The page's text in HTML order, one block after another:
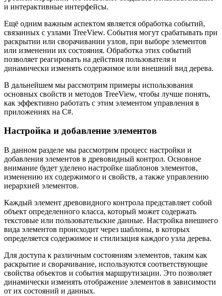
и интерактивные интерфейсы.
Ещё одним важным аспектом является обработка событий,
связанных с узлами TreeView. События могут срабатывать при
раскрытии или сворачивании узлов, при выборе элементов
или изменении их состояния. Обработка этих событий
позволяет реагировать на действия пользователя и
динамически изменять содержимое или внешний вид дерева.
В дальнейшем мы рассмотрим примеры использования
основных свойств и методов TreeView, чтобы лучше понять,
как эффективно работать с этим элементом управления в
приложениях на C#.
Настройка и добавление элементов
В данном разделе мы рассмотрим процесс настройки и
добавления элементов в древовидный контрол. Основное
внимание будет уделено настройке шаблонов элементов,
изменению их содержимого и свойств, а также управлению
иерархией элементов.
Каждый элемент древовидного контрола представляет собой
объект определенного класса, который может содержать
текстовые или пользовательские данные. Настройка внешнего
вида элементов происходит через шаблоны, в которых
определяется содержимое и стилизация каждого узла дерева.
Для доступа к различным состояниям элементов, таким как
раскрытие и сворачивание, используются соответствующие
свойства объектов и события маршрутизации. Это позволяет
динамически изменять отображение элементов в зависимости
от их состояний и данных.